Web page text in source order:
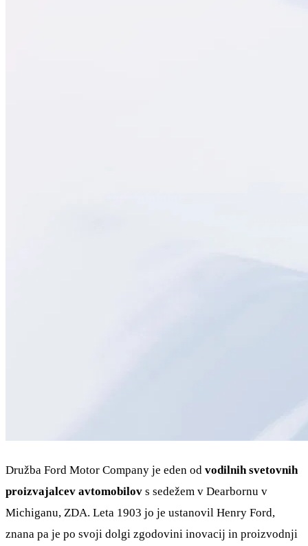
Družba Ford Motor Company je eden od vodilnih svetovnih
proizvajalcev avtomobilov s sedežem v Dearbornu v
Michiganu, ZDA. Leta 1903 jo je ustanovil Henry Ford,
znana pa je po svoji dolgi zgodovini inovacij in proizvodnji